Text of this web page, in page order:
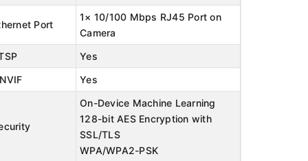
Port
1× 10/100 Mbps RJ45 Port on
Camera
Yes
Yes
On-Device Machine Learning
128-bit AES Encryption with
SSL/TLS
WPA/WPA2-PSK